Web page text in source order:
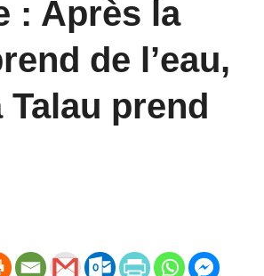
: Après la
de l’eau,
Talau prend